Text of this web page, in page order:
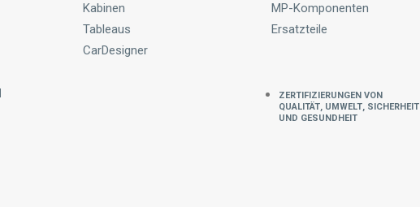
Kabinen
Tableaus
CarDesigner
MP-Komponenten
Ersatzteile
Zertifizierungen von
Qualität, Umwelt, Sicherheit
und Gesundheit